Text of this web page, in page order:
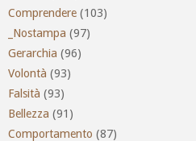
Comprendere (103)
_Nostampa (97)
Gerarchia (96)
Volontà (93)
Falsità (93)
Bellezza (91)
Comportamento (87)